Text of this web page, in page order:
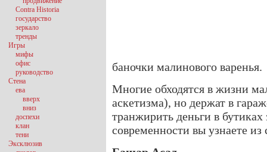
баночки малинового варенья.
Многие обходятся в жизни
аскетизма), но держат в
транжирить деньги в
современности вы узнаете
Contra Historia
государство
зеркало
тренды
Игры
мифы
офис
руководство
Стена
ева
вверх
вниз
доспехи
клан
тени
Эксклюзив